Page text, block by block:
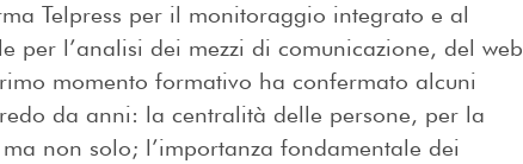
Telpress per il monitoraggio integrato e al
per l’analisi dei mezzi di comunicazione, del web
momento formativo ha confermato alcuni
da anni: la centralità delle persone, per la
non solo; l’importanza fondamentale dei